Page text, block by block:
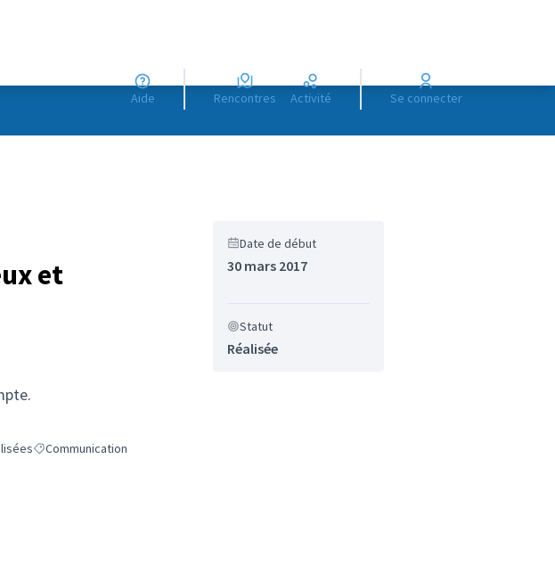
Aide Rencontres Activité Se connecter
et
la catégorie : Propositions réalisées
Filtrer les résultats pour le secteur : Communication
Communication
Date de début
30 mars 2017
Statut
Réalisée